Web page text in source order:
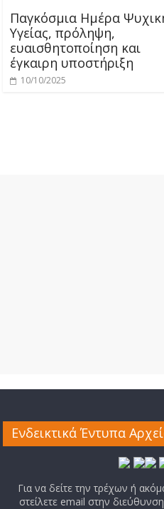
Παγκόσμια Ημέρα
Υγείας, πρόληψη,
ευαισθητοποίηση και
έγκαιρη υποστήριξη
10/10/2025
Ενδεικτικά Έντυπα
Για να δείτε την τρέχων ή
στείλετε email στην